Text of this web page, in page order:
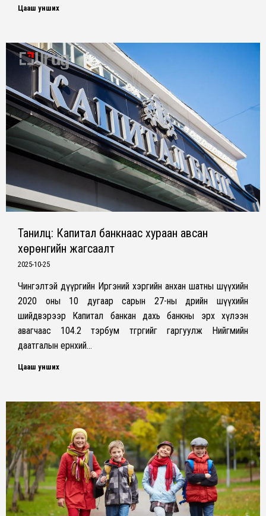
Цааш унших
Танилц: Капитал банкнаас хураан авсан
хөрөнгийн жагсаалт
2025-10-25
Чингэлтэй дүүргийн Иргэний хэргийн анхан шатны шүүхийн
2020 оны 10 дугаар сарын 27-ны өдрийн шүүхийн
шийдвэрээр Капитал банкан дахь банкны эрх хүлээн
авагчаас 104.2 тэрбум төгрөгийг гаргуулж Нийгмийн
даатгалын ерөнхий…
Цааш унших